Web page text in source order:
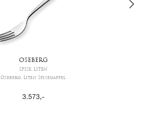
OSEBERG
SPISE, LITEN
Oseberg, Liten Spisegaffel
3.573,-